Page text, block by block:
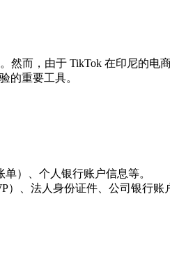
而，由于 TikTok 在印尼的电
的重要工具。
）、个人银行账户信息等。
）、法人身份证件、公司银行账